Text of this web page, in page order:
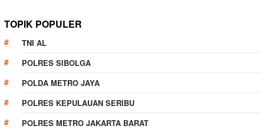
TOPIK POPULER
TNI AL
POLRES SIBOLGA
POLDA METRO JAYA
POLRES KEPULAUAN SERIBU
POLRES METRO JAKARTA BARAT